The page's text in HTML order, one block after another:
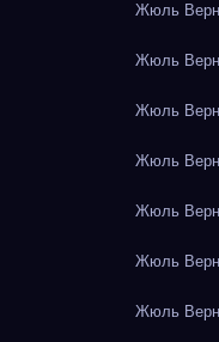
Жюль
Жюль
Жюль
Жюль
Жюль
Жюль
Жюль